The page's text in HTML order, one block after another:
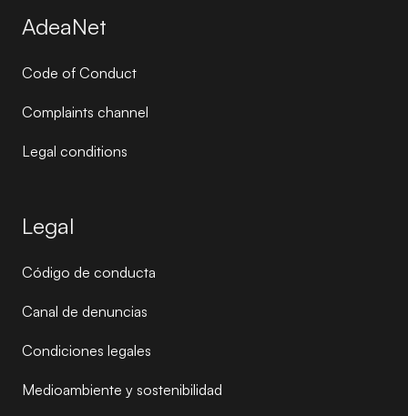
AdeaNet
Code of Conduct
Complaints channel
Legal conditions
Legal
Código de conducta
Canal de denuncias
Condiciones legales
Medioambiente y sostenibilidad